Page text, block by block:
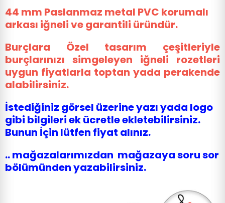
44 mm Paslanmaz metal PVC korumalı
arkası iğneli ve garantili üründür.
Burçlara Özel tasarım çeşitleriyle
burçlarınızı simgeleyen iğneli rozetleri
uygun fiyatlarla toptan yada perakende
alabilirsiniz.
İstediğiniz görsel üzerine yazı yada logo
gibi bilgileri ek ücretle ekletebilirsiniz.
Bunun İçin lütfen fiyat alınız.
.. mağazalarımızdan mağazaya soru sor
bölümünden yazabilirsiniz.